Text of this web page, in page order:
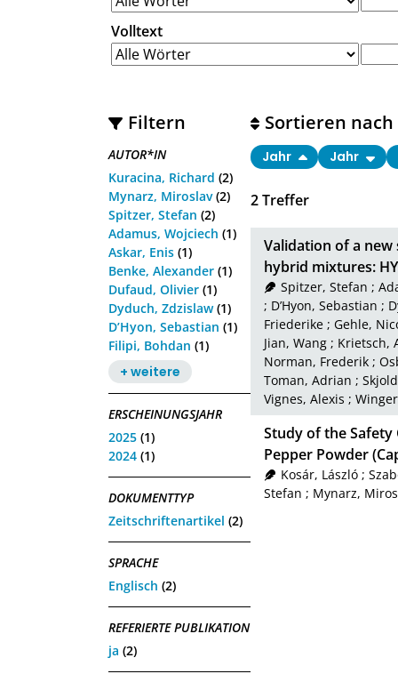
Volltext
Filtern
AUTOR*IN
Kuracina, Richard (2)
Mynarz, Miroslav(2)
Spitzer, Stefan (2)
Adamus, Wojciech (1)
Askar, Enis (1)
Benke, Alexander (1)
Dufaud, Olivier (1)
Dyduch, Zdzislaw(1)
D’Hyon, Sebastian (1)
Filipi, Bohdan (1)
+ weitere
ERSCHEINUNGSJAHR
2025 (1)
2024 (1)
DOKUMENTTYP
Zeitschriftenartikel (2)
SPRACHE
Englisch (2)
REFERIERTE PUBLIKATION
ja (2)
2Treffer
Sortieren nach
Jahr Jahr
Validation of a
hybrid mixtures:
Spitzer, Stefan ;
; D’Hyon, Sebastian ;
Friederike ; Gehle,
Jian, Wang ; Krietsch,
Norman, Frederik ;
Toman, Adrian ;
Vignes, Alexis ;
Study of the
Pepper Powder
Kosár, László;
Stefan ; Mynarz,